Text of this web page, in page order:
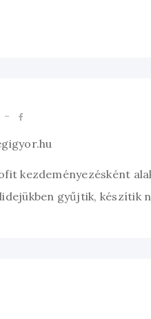
kezdeményezésként
gyűjtik, készítik